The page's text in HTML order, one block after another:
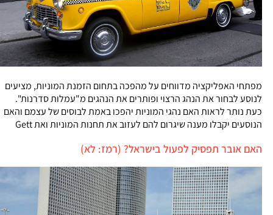
מפתחי האפליקציה מדווחים על מהפכה בתחום הזמנת המוניות, מציעים
לנוסע לבחור את הנהג הרצוי ופותרים את הנהגים מ"עמלות סדרנות".
כעת נותר לראות האם נהגי המוניות יהפכו באמת לבוסים של עצמם והאם
הנוסעים יקבלו מענה שיגרום להם לעזוב את תחנות המוניות ואת Gett
האם אובר תפסיק לפעול בישראל? (רמז: לא)